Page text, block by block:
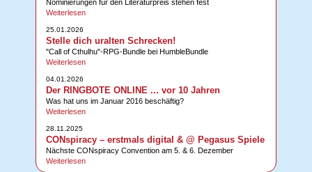
Nominierungen für den Literaturpreis stehen fest
Weiterlesen
25.01.2026
Stelle dich uralten Schrecken!
"Call of Cthulhu"-RPG-Bundle bei HumbleBundle
Weiterlesen
04.01.2026
Der RINGBOTE ONLINE ... vor 10 Jahren
Was hat uns im Januar 2016 beschäftig?
Weiterlesen
28.11.2025
CONspiracy – erstmals digital & @ Pegasus Spiele
Nächste CONspiracy Convention am 5. & 6. Dezember
Weiterlesen